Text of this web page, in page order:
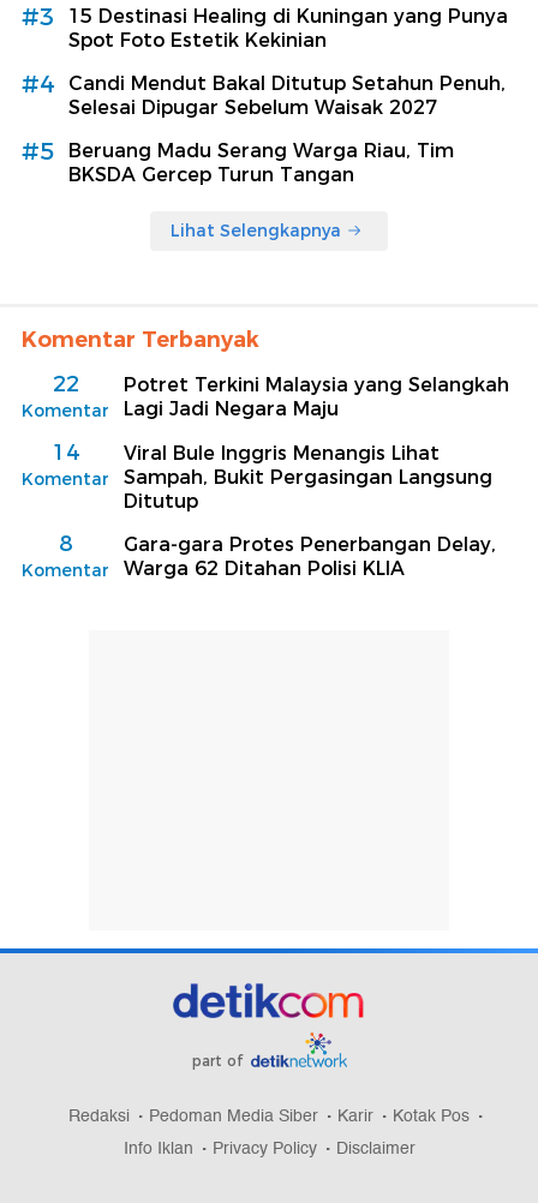
#3
15 Destinasi Healing di Kuningan yang Punya
Spot Foto Estetik Kekinian
#4
Candi Mendut Bakal Ditutup Setahun Penuh,
Selesai Dipugar Sebelum Waisak 2027
#5
Beruang Madu Serang Warga Riau, Tim
BKSDA Gercep Turun Tangan
Lihat Selengkapnya
Komentar Terbanyak
22
Komentar
Potret Terkini Malaysia yang Selangkah
Lagi Jadi Negara Maju
14
Komentar
Viral Bule Inggris Menangis Lihat
Sampah, Bukit Pergasingan Langsung
Ditutup
8
Komentar
Gara-gara Protes Penerbangan Delay,
Warga 62 Ditahan Polisi KLIA
part of
Redaksi Pedoman Media Siber Karir
Kotak Pos
Info Iklan
Privacy Policy Disclaimer